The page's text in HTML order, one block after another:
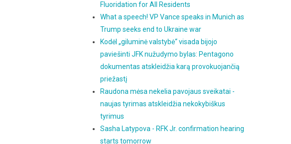
Fluoridation for All Residents
What a speech! VP Vance speaks in Munich as
Trump seeks end to Ukraine war
Kodėl „giluminė valstybė“ visada bijojo
paviešinti JFK nužudymo bylas: Pentagono
dokumentas atskleidžia karą provokuojančią
priežastį
Raudona mėsa nekelia pavojaus sveikatai -
naujas tyrimas atskleidžia nekokybiškus
tyrimus
Sasha Latypova - RFK Jr. confirmation hearing
starts tomorrow